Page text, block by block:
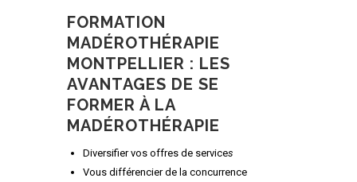
FORMATION
MADÉROTHÉRAPIE
MONTPELLIER : LES
AVANTAGES DE SE
FORMER À LA
MADÉROTHÉRAPIE
Diversifier vos offres de services
Vous différencier de la concurrence